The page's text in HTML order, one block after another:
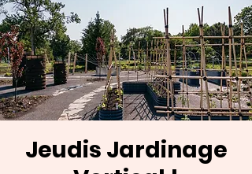
Jeudis Jardinage